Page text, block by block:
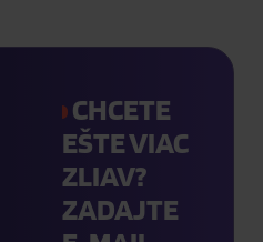
CHCETE
EŠTE VIAC
ZLIAV?
ZADAJTE